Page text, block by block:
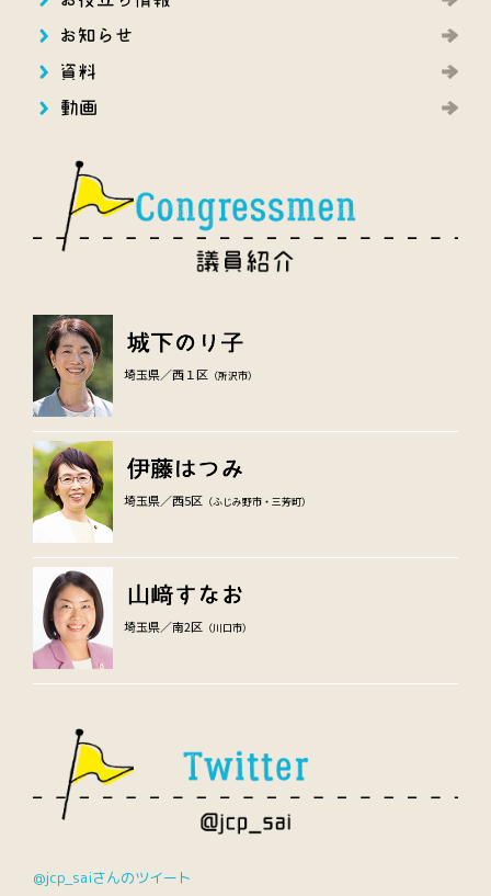
埼玉県／西１区 （所沢市）
埼玉県／西5区 （ふじみ野市・三芳町）
埼玉県／南2区 （川口市）
@jcp_saiさんのツイート